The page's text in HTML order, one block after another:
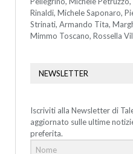
Rinaldi, Michele Saponaro,
Strinati, Armando Tita,
Mimmo Toscano, Rossella
NEWSLETTER
Iscriviti alla Newsletter di
aggiornato sulle ultime
preferita.